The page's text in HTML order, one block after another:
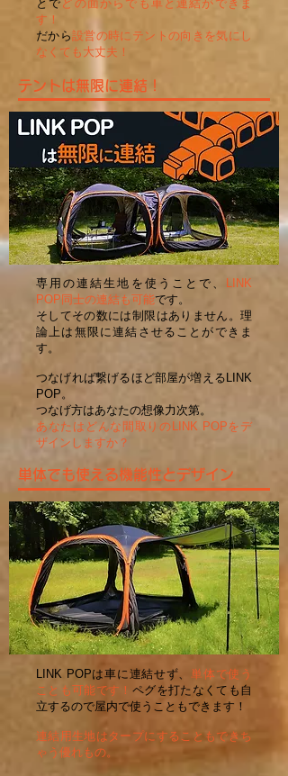
とで どの面からでも車と連結ができま
す！
だから設営の時にテントの向きを気にし
なくても大丈夫！
テントは無限に連結！
専用の連結生地を使うことで、
LINK
POP同士の連結も可能です。
そしてその数には制限はありません。理
論上は無限に連結させることができま
す。
つなげれば繋げるほど部屋が増えるLINK
POP。
つなげ方はあなたの想像力次第。
あなたはどんな間取りのLINK POPをデ
ザインしますか？
単体でも使える機能性とデザイン
LINK POPは車に連結せず、単体で使う
ことも可能です！ ペグを打たなくても自
立するので屋内で使うこともできます！
連結用生地はタープにすることもできち
ゃう優れもの。